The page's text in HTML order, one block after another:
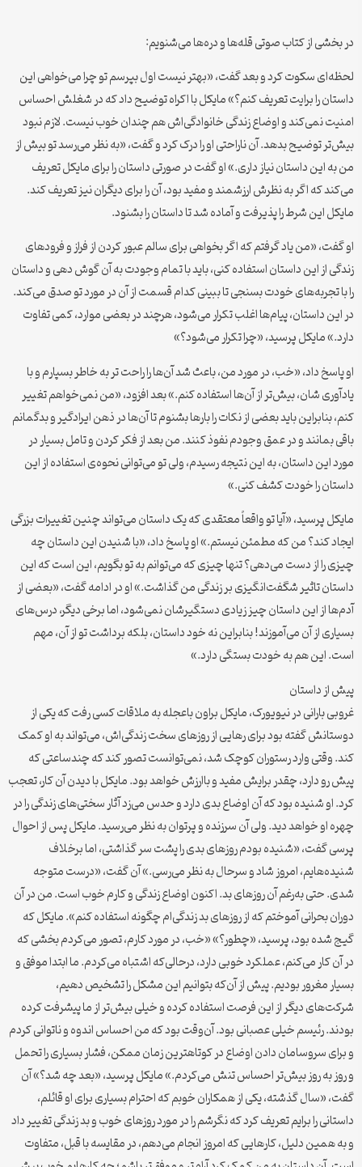
در بخشی از کتاب صوتی قله‌ها و دره‌ها می‌شنویم:
لحظه‌ای سکوت کرد و بعد گفت، «بهتر نیست اول بپرسم تو چرا می‌خواهی این
داستان را برایت تعریف کنم؟» مایکل با اکراه توضیح داد که در شغلش احساس
امنیت نمی‌کند و اوضاع زندگی خانوادگی‌اش هم چندان خوب نیست. لازم نبود
بیش‌تر توضیح بدهد. آن ناراحتی او را درک کرد و گفت، «به نظر می‌رسد تو بیش از
من به این داستان نیاز داری.» او گفت در صورتی داستان را برای مایکل تعریف
می‌کند که اگر به نظرش ارزشمند و مفید بود، آن را برای دیگران نیز تعریف کند.
مایکل این شرط را پذیرفت و آماده شد تا داستان را بشنود.
او گفت، «من یاد گرفتم که اگر بخواهی برای سالم عبور کردن از فراز و فرودهای
زندگی از این داستان استفاده کنی، باید با تمام وجودت به آن گوش دهی و داستان
را با تجربه‌های خودت بسنجی تا ببینی کدام قسمت از آن در مورد تو صدق می‌کند.
در این داستان، پیام‌ها اغلب تکرار می‌شود، هرچند در بعضی موارد، کمی تفاوت
دارد.» مایکل پرسید، «چرا تکرار می‌شود؟»
او پاسخ داد، «خب، در مورد من، باعث شد آن‌ها را راحت تر به خاطر بسپارم و با
یادآوری شان، بیش‌تر از آن‌ها استفاده کنم.» بعد افزود، «من نمی‌خواهم تغییر
کنم، بنابراین باید بعضی از نکات را بارها بشنوم تا آن‌ها در ذهن ایرادگیر و بدگمانم
باقی بمانند و در عمق وجودم نفوذ کنند. من بعد از فکر کردن و تامل بسیار در
مورد این داستان، به این نتیجه رسیدم، ولی تو می‌توانی نحوه‌ی استفاده از این
داستان را خودت کشف کنی.»
مایکل پرسید، «آیا تو واقعاً معتقدی که یک داستان می‌تواند چنین تغییرات بزرگی
ایجاد کند؟ من که مطمئن نیستم.» او پاسخ داد، «با شنیدن این داستان چه
چیزی را از دست می‌دهی؟ تنها چیزی که می‌توانم به تو بگویم، این است که این
داستان تاثیر شگفت‌انگیزی بر زندگی من گذاشت.» او در ادامه گفت، «بعضی از
آدم‌ها از این داستان چیز زیادی دستگیرشان نمی‌شود، اما برخی دیگر، درس‌های
بسیاری از آن می‌آموزند! بنابراین نه خود داستان، بلکه برداشت تو از آن، مهم
است. این هم به خودت بستگی دارد.»
پیش از داستان
غروبی بارانی در نیویورک، مایکل براون باعجله به ملاقات کسی رفت که یکی از
دوستانش گفته بود برای رهایی از روزهای سخت زندگی‌اش، می‌تواند به او کمک
کند. وقتی وارد رستوران کوچک شد، نمی‌توانست تصور کند که چندساعتی که
پیش رو دارد، چقدر برایش مفید و باارزش خواهد بود. مایکل با دیدن آن کار، تعجب
کرد. او شنیده بود که آن اوضاع بدی دارد و حدس می‌زد آثار سختی‌های زندگی را در
چهره او خواهد دید. ولی آن سرزنده و پرتوان به نظر می‌رسید. مایکل پس از احوال‌
پرسی گفت، «شنیده بودم روزهای بدی را پشت سر گذاشتی، اما برخلاف
شنیده‌هایم، امروز شاد و سرحال به نظر می‌رسی.» آن گفت، «درست متوجه
شدی. حتی به‌رغم آن روزهای بد. اکنون اوضاع زندگی و کارم خوب است. من در آن
دوران بحرانی آموختم که از روزهای بد زندگی‌ام چگونه استفاده کنم». مایکل که
گیج شده بود، پرسید، «چطور؟» «خب، در مورد کارم، تصور می‌کردم بخشی که
در آن کار می‌کنم، عملکرد خوبی دارد، درحالی‌که اشتباه می‌کردم. ما ابتدا موفق و
بسیار مغرور بودیم. پیش از آن‌که بتوانیم این مشکل را تشخیص دهیم،
شرکت‌های دیگر از این فرصت استفاده کرده و خیلی بیش‌تر از ما پیشرفت کرده
بودند. رئیسم خیلی عصبانی بود. آن‌وقت بود که من احساس اندوه و ناتوانی کردم
و برای سروسامان دادن اوضاع در کوتاهترین زمان ممکن، فشار بسیاری را تحمل
و روز به‌ روز بیش‌تر احساس تنش می‌کردم.» مایکل پرسید، «بعد چه شد؟» آن
گفت، «سال گذشته، یکی از همکاران خوبم که احترام بسیاری برای او قائلم،
داستانی را برایم تعریف کرد که نگرشم را در مورد روزهای خوب و بد زندگی تغییر داد
و به همین دلیل، کارهایی که امروز انجام می‌دهم، در مقایسه با قبل، متفاوت